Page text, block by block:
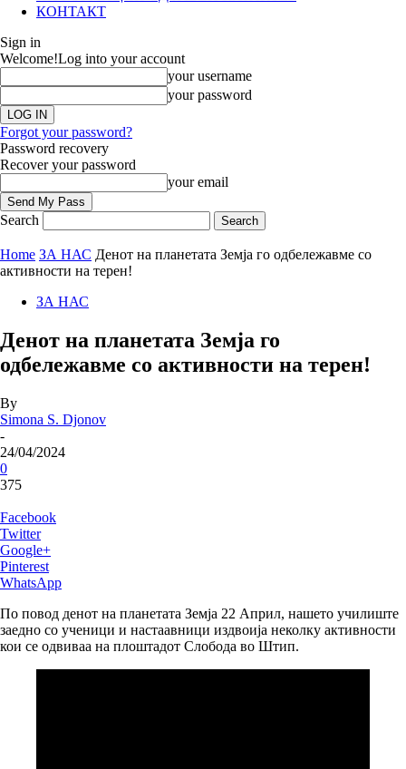
КОНТАКТ
Sign in
Welcome!Log into your account
your username
your password
Forgot your password?
Password recovery
Recover your password
your email
Search
Home ЗА НАС Денот на планетата Земја го одбележавме со
активности на терен!
ЗА НАС
Денот на планетата Земја го
одбележавме со активности на терен!
By
Simona S. Djonov
-
24/04/2024
0
375
Facebook
Twitter
Google+
Pinterest
WhatsApp
По повод денот на планетата Земја 22 Април, нашето училиште
заедно со ученици и настаавници издвоија неколку активности
кои се одвиваа на плоштадот Слобода во Штип.